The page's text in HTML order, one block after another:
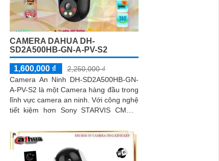
CAMERA DAHUA DH-
SD2A500HB-GN-A-PV-S2
1,600,000 ₫
2,250,000 ₫
Camera An Ninh DH-SD2A500HB-GN-
A-PV-S2 là một Camera hàng đầu trong
lĩnh vực camera an ninh. Với công nghệ
tiết kiệm hơn Sony STARVIS CMOS,
trong màu sắc tự nhiên với khoảng
cách lên đến 30m